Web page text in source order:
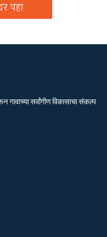
पहा
सर्वांगीण विकासाचा संकल्प